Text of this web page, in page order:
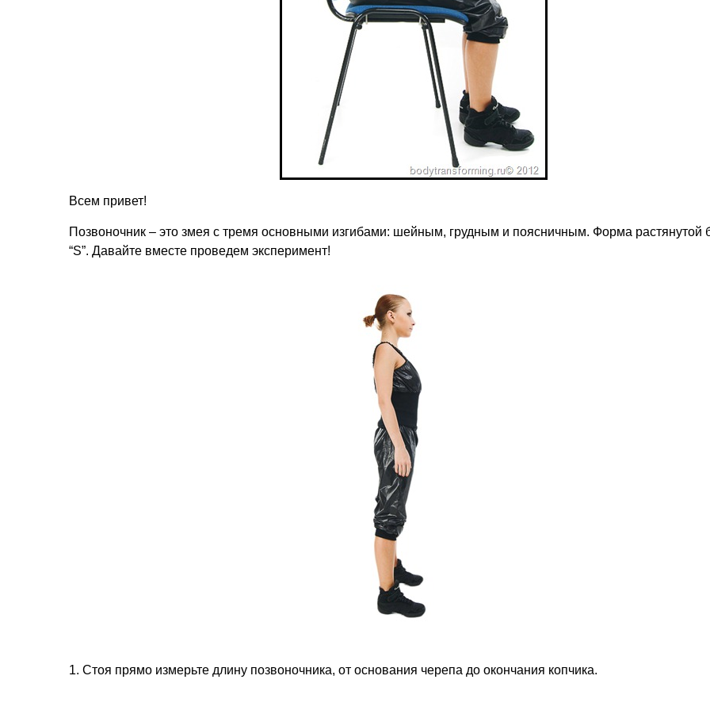
Всем привет!
Позвоночник – это змея с тремя основными изгибами: шейным, грудным и поясничным. Форма растянутой
“S”. Давайте вместе проведем эксперимент!
1. Стоя прямо измерьте длину позвоночника, от основания черепа до окончания копчика.